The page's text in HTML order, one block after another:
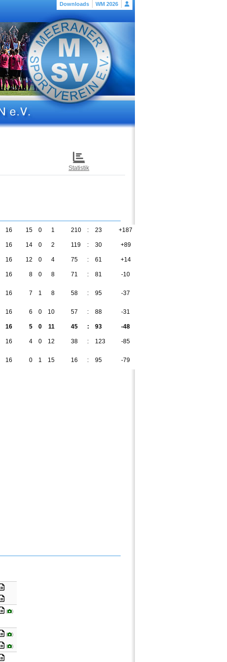
Downloads WM 2026
Statistik
16 15 0 1 210 : 23 +187
16 14 0 2 119 : 30 +89
16 12 0 4 75 : 61 +14
16 8 0 8 71 : 81 -10
16 7 1 8 58 : 95 -37
16 6 0 10 57 : 88 -31
16 5 0 11 45 : 93 -48
16 4 0 12 38 : 123 -85
16 0 1 15 16 : 95 -79
( )
( )
( )